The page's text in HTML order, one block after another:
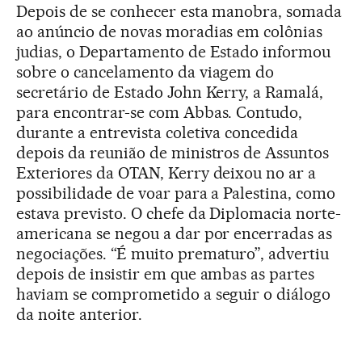
Depois de se conhecer esta manobra, somada
ao anúncio de novas moradias em colônias
judias, o Departamento de Estado informou
sobre o cancelamento da viagem do
secretário de Estado John Kerry, a Ramalá,
para encontrar-se com Abbas. Contudo,
durante a entrevista coletiva concedida
depois da reunião de ministros de Assuntos
Exteriores da OTAN, Kerry deixou no ar a
possibilidade de voar para a Palestina, como
estava previsto. O chefe da Diplomacia norte-
americana se negou a dar por encerradas as
negociações. “É muito prematuro”, advertiu
depois de insistir em que ambas as partes
haviam se comprometido a seguir o diálogo
da noite anterior.